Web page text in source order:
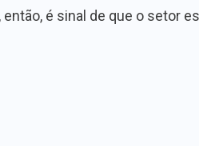
é sinal de que o setor